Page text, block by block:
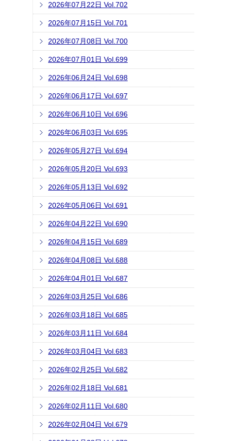
2026年07月22日 Vol.702
2026年07月15日 Vol.701
2026年07月08日 Vol.700
2026年07月01日 Vol.699
2026年06月24日 Vol.698
2026年06月17日 Vol.697
2026年06月10日 Vol.696
2026年06月03日 Vol.695
2026年05月27日 Vol.694
2026年05月20日 Vol.693
2026年05月13日 Vol.692
2026年05月06日 Vol.691
2026年04月22日 Vol.690
2026年04月15日 Vol.689
2026年04月08日 Vol.688
2026年04月01日 Vol.687
2026年03月25日 Vol.686
2026年03月18日 Vol.685
2026年03月11日 Vol.684
2026年03月04日 Vol.683
2026年02月25日 Vol.682
2026年02月18日 Vol.681
2026年02月11日 Vol.680
2026年02月04日 Vol.679